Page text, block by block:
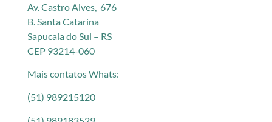
Av. Castro Alves, 676
B. Santa Catarina
Sapucaia do Sul – RS
CEP 93214-060
Mais contatos Whats:
(51) 989215120